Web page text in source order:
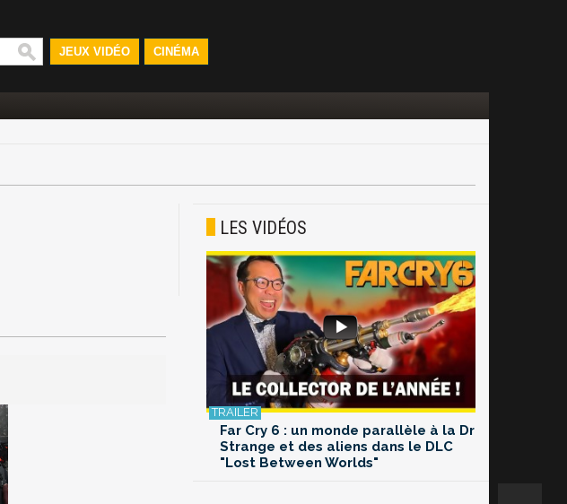
JEUX VIDÉO CINÉMA
LES VIDÉOS
Far Cry 6 : un monde parallèle à la Dr
Strange et des aliens dans le DLC
"Lost Between Worlds"